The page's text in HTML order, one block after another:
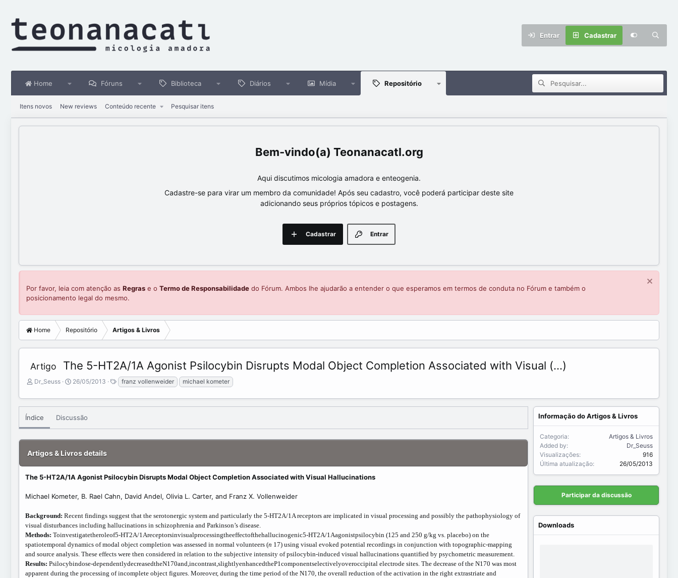
Entrar Cadastrar
Home Fóruns Biblioteca Diários Mídia Repositório
Itens novos New reviews Conteúdo recente Pesquisar itens
Teonanacatl.org
Aqui discutimos micologia amadora e enteogenia.
Cadastre-se para virar um membro da comunidade! Após seu cadastro, você poderá participar deste site
adicionando seus próprios tópicos e postagens.
Entrar
Cadastrar
Por favor, leia com atenção as Regras e o Termo de Responsabilidade do Fórum. Ambos lhe ajudarão a entender o que esperamos em termos de conduta no Fórum e também o
posicionamento legal do mesmo.
Home Repositório Artigos & Livros
Artigo The 5-HT2A/1A Agonist Psilocybin Disrupts Modal Object Completion Associated with Visual (...)
A
d
e
d
b
Dr_Seuss
C
e
a
t
t
26/05/2013
T
a
g
s
franz vollenweider michael kometer
Índice Discussão
Artigos & Livros details
The 5-HT2A/1A Agonist Psilocybin Disrupts Modal Object Completion Associated with Visual Hallucinations
Michael Kometer, B. Rael Cahn, David Andel, Olivia L. Carter, and Franz X. Vollenweider
Background: Recent findings suggest that the serotonergic system and particularly the 5-HT2A/1A receptors are implicated in visual processing and possibly the pathophysiology of
visual disturbances including hallucinations in schizophrenia and Parkinson’s disease.
Methods: Toinvestigatetheroleof5-HT2A/1Areceptorsinvisualprocessingtheeffectofthehallucinogenic5-HT2A/1Aagonistpsilocybin (125 and 250 g/kg vs. placebo) on the
spatiotemporal dynamics of modal object completion was assessed in normal volunteers (n 17) using visual evoked potential recordings in conjunction with topographic-mapping
and source analysis. These effects were then considered in relation to the subjective intensity of psilocybin-induced visual hallucinations quantified by psychometric measurement.
Results: Psilocybindose-dependentlydecreasedtheN170and,incontrast,slightlyenhancedtheP1componentselectivelyoveroccipital electrode sites. The decrease of the N170 was most
apparent during the processing of incomplete object figures. Moreover, during the time period of the N170, the overall reduction of the activation in the right extrastriate and
Informação do Artigos & Livros
Categoria
Artigos & Livros
Added by
Dr_Seuss
Visualizações
916
Última atualização
26/05/2013
Participar da discussão
Downloads